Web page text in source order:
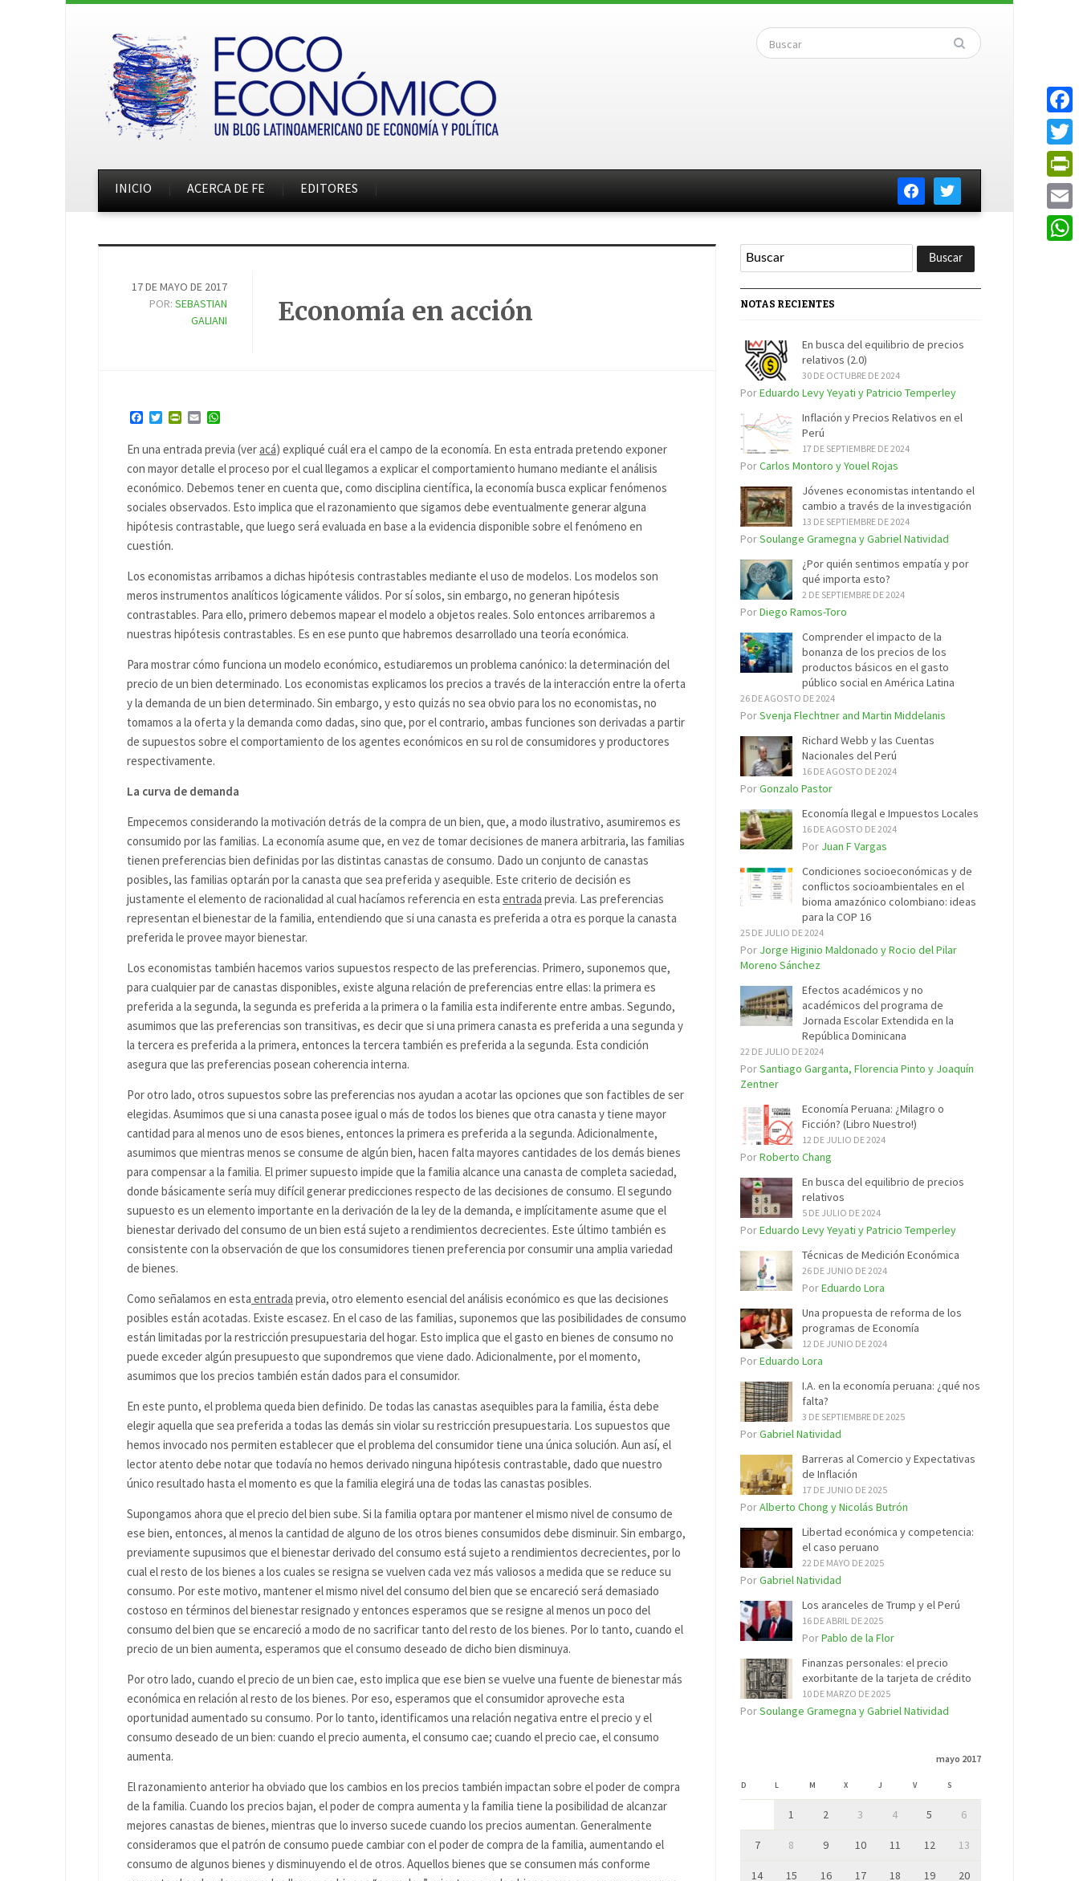
facebooktwitter
INICIO ACERCA DE FE EDITORES
17 DE MAYO DE 2017
POR:SEBASTIAN
GALIANI
Economía en acción
Facebook
TwitterPrintFriendly
Email
En una entrada previa (veracá) expliqué cuál era el campo de la economía. En esta entrada pretendo exponer
con mayor detalle el proceso por el cual llegamos a explicar el comportamiento humano mediante el análisis
económico. Debemos tener en cuenta que, como disciplina científica, la economía busca explicar fenómenos
sociales observados. Esto implica que el razonamiento que sigamos debe eventualmente generar alguna
hipótesis contrastable, que luego será evaluada en base a la evidencia disponible sobre el fenómeno en
cuestión.
Los economistas arribamos a dichas hipótesis contrastables mediante el uso de modelos. Los modelos son
meros instrumentos analíticos lógicamente válidos. Por sí solos, sin embargo, no generan hipótesis
contrastables. Para ello, primero debemos mapear el modelo a objetos reales. Solo entonces arribaremos a
nuestras hipótesis contrastables. Es en ese punto que habremos desarrollado una teoría económica.
Para mostrar cómo funciona un modelo económico, estudiaremos un problema canónico: la determinación del
precio de un bien determinado. Los economistas explicamos los precios a través de la interacción entre la oferta
y la demanda de un bien determinado. Sin embargo, y esto quizás no sea obvio para los no economistas, no
tomamos a la oferta y la demanda como dadas, sino que, por el contrario, ambas funciones son derivadas a partir
de supuestos sobre el comportamiento de los agentes económicos en su rol de consumidores y productores
respectivamente.
La curva de demanda
Empecemos considerando la motivación detrás de la compra de un bien, que, a modo ilustrativo, asumiremos es
consumido por las familias. La economía asume que, en vez de tomar decisiones de manera arbitraria, las familias
tienen preferencias bien definidas por las distintas canastas de consumo. Dado un conjunto de canastas
posibles, las familias optarán por la canasta que sea preferida y asequible. Este criterio de decisión es
justamente el elemento de racionalidad al cual hacíamos referencia en esta entrada previa. Las preferencias
representan el bienestar de la familia, entendiendo que si una canasta es preferida a otra es porque la canasta
preferida le provee mayor bienestar.
Los economistas también hacemos varios supuestos respecto de las preferencias. Primero, suponemos que,
para cualquier par de canastas disponibles, existe alguna relación de preferencias entre ellas: la primera es
preferida a la segunda, la segunda es preferida a la primera o la familia esta indiferente entre ambas. Segundo,
asumimos que las preferencias son transitivas, es decir que si una primera canasta es preferida a una segunda y
la tercera es preferida a la primera, entonces la tercera también es preferida a la segunda. Esta condición
asegura que las preferencias posean coherencia interna.
Por otro lado, otros supuestos sobre las preferencias nos ayudan a acotar las opciones que son factibles de ser
elegidas. Asumimos que si una canasta posee igual o más de todos los bienes que otra canasta y tiene mayor
cantidad para al menos uno de esos bienes, entonces la primera es preferida a la segunda. Adicionalmente,
asumimos que mientras menos se consume de algún bien, hacen falta mayores cantidades de los demás bienes
para compensar a la familia. El primer supuesto impide que la familia alcance una canasta de completa saciedad,
donde básicamente sería muy difícil generar predicciones respecto de las decisiones de consumo. El segundo
supuesto es un elemento importante en la derivación de la ley de la demanda, e implícitamente asume que el
bienestar derivado del consumo de un bien está sujeto a rendimientos decrecientes. Este último también es
consistente con la observación de que los consumidores tienen preferencia por consumir una amplia variedad
de bienes.
Como señalamos en esta entrada previa, otro elemento esencial del análisis económico es que las decisiones
posibles están acotadas. Existe escasez. En el caso de las familias, suponemos que las posibilidades de consumo
están limitadas por la restricción presupuestaria del hogar. Esto implica que el gasto en bienes de consumo no
puede exceder algún presupuesto que supondremos que viene dado. Adicionalmente, por el momento,
asumimos que los precios también están dados para el consumidor.
En este punto, el problema queda bien definido. De todas las canastas asequibles para la familia, ésta debe
elegir aquella que sea preferida a todas las demás sin violar su restricción presupuestaria. Los supuestos que
hemos invocado nos permiten establecer que el problema del consumidor tiene una única solución. Aun así, el
lector atento debe notar que todavía no hemos derivado ninguna hipótesis contrastable, dado que nuestro
único resultado hasta el momento es que la familia elegirá una de todas las canastas posibles.
Supongamos ahora que el precio del bien sube. Si la familia optara por mantener el mismo nivel de consumo de
ese bien, entonces, al menos la cantidad de alguno de los otros bienes consumidos debe disminuir. Sin embargo,
previamente supusimos que el bienestar derivado del consumo está sujeto a rendimientos decrecientes, por lo
cual el resto de los bienes a los cuales se resigna se vuelven cada vez más valiosos a medida que se reduce su
consumo. Por este motivo, mantener el mismo nivel del consumo del bien que se encareció será demasiado
costoso en términos del bienestar resignado y entonces esperamos que se resigne al menos un poco del
consumo del bien que se encareció a modo de no sacrificar tanto del resto de los bienes. Por lo tanto, cuando el
precio de un bien aumenta, esperamos que el consumo deseado de dicho bien disminuya.
Por otro lado, cuando el precio de un bien cae, esto implica que ese bien se vuelve una fuente de bienestar más
económica en relación al resto de los bienes. Por eso, esperamos que el consumidor aproveche esta
oportunidad aumentado su consumo. Por lo tanto, identificamos una relación negativa entre el precio y el
consumo deseado de un bien: cuando el precio aumenta, el consumo cae; cuando el precio cae, el consumo
aumenta.
El razonamiento anterior ha obviado que los cambios en los precios también impactan sobre el poder de compra
de la familia. Cuando los precios bajan, el poder de compra aumenta y la familia tiene la posibilidad de alcanzar
mejores canastas de bienes, mientras que lo inverso sucede cuando los precios aumentan. Generalmente
consideramos que el patrón de consumo puede cambiar con el poder de compra de la familia, aumentando el
consumo de algunos bienes y disminuyendo el de otros. Aquellos bienes que se consumen más conforme
NOTAS RECIENTES
En busca del equilibrio de precios
relativos (2.0)
30 DE OCTUBRE DE 2024
PorEduardo Levy Yeyati y Patricio Temperley
Inflación y Precios Relativos en el
Perú
17 DE SEPTIEMBRE DE 2024
PorCarlos Montoro y Youel Rojas
Jóvenes economistas intentando el
cambio a través de la investigación
13 DE SEPTIEMBRE DE 2024
PorSoulange Gramegna y Gabriel Natividad
¿Por quién sentimos empatía y por
qué importa esto?
2 DE SEPTIEMBRE DE 2024
PorDiego Ramos-Toro
Comprender el impacto de la
bonanza de los precios de los
productos básicos en el gasto
público social en América Latina
26 DE AGOSTO DE 2024
PorSvenja Flechtner and Martin Middelanis
Richard Webb y las Cuentas
Nacionales del Perú
16 DE AGOSTO DE 2024
PorGonzalo Pastor
Economía Ilegal e Impuestos Locales
16 DE AGOSTO DE 2024
Por Juan F Vargas
Condiciones socioeconómicas y de
conflictos socioambientales en el
bioma amazónico colombiano: ideas
para la COP 16
25 DE JULIO DE 2024
Por Jorge Higinio Maldonado y Rocio del Pilar
Moreno Sánchez
Efectos académicos y no
académicos del programa de
Jornada Escolar Extendida en la
República Dominicana
22 DE JULIO DE 2024
PorSantiago Garganta, Florencia Pinto y Joaquín
Zentner
Economía Peruana: ¿Milagro o
Ficción? (Libro Nuestro!)
12 DE JULIO DE 2024
PorRoberto Chang
En busca del equilibrio de precios
relativos
5 DE JULIO DE 2024
PorEduardo Levy Yeyati y Patricio Temperley
Técnicas de Medición Económica
26 DE JUNIO DE 2024
PorEduardo Lora
Una propuesta de reforma de los
programas de Economía
12 DE JUNIO DE 2024
PorEduardo Lora
I.A. en la economía peruana: ¿qué nos
falta?
3 DE SEPTIEMBRE DE 2025
PorGabriel Natividad
Barreras al Comercio y Expectativas
de Inflación
17 DE JUNIO DE 2025
PorAlberto Chong y Nicolás Butrón
Libertad económica y competencia:
el caso peruano
22 DE MAYO DE 2025
PorGabriel Natividad
Los aranceles de Trump y el Perú
16 DE ABRIL DE 2025
PorPablo de la Flor
Finanzas personales: el precio
exorbitante de la tarjeta de crédito
10 DE MARZO DE 2025
PorSoulange Gramegna y Gabriel Natividad
mayo 2017
D L M X J V S
1 2 3 4 5 6
7 8 9 10 11 12 13
14 15 16 17 18 19 20
Email